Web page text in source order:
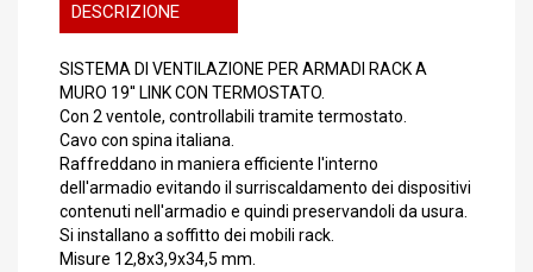
DESCRIZIONE
SISTEMA DI VENTILAZIONE PER ARMADI RACK A
MURO 19'' LINK CON TERMOSTATO.
Con 2 ventole, controllabili tramite termostato.
Cavo con spina italiana.
Raffreddano in maniera efficiente l'interno
dell'armadio evitando il surriscaldamento dei dispositivi
contenuti nell'armadio e quindi preservandoli da usura.
Si installano a soffitto dei mobili rack.
Misure 12,8x3,9x34,5 mm.